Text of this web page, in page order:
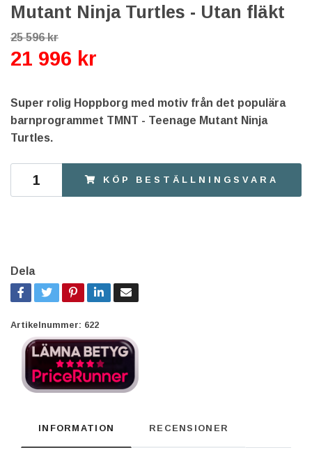
Mutant Ninja Turtles - Utan fläkt
25 596 kr
21 996 kr
Super rolig Hoppborg med motiv från det populära
barnprogrammet TMNT - Teenage Mutant Ninja
Turtles.
KÖP BESTÄLLNINGSVARA
Dela
Artikelnummer: 622
INFORMATION RECENSIONER